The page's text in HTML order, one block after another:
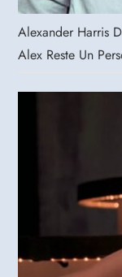
Alexander Harris
Alex Reste Un